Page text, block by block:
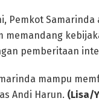
Pemkot
memandang
pemberitaan
mampu
Andi Harun. (Lisa/